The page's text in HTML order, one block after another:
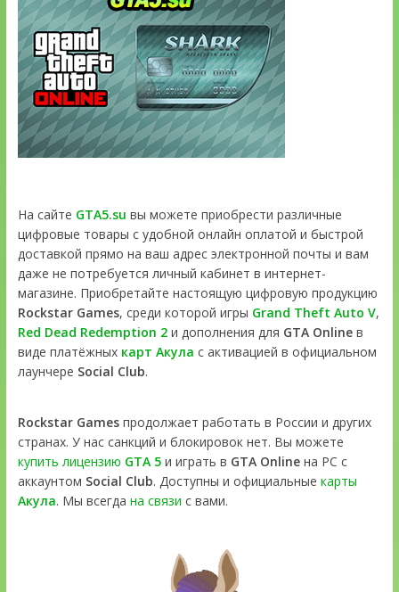
На сайте GTA5.su вы можете приобрести различные
цифровые товары с удобной онлайн оплатой и быстрой
доставкой прямо на ваш адрес электронной почты и вам
даже не потребуется личный кабинет в интернет-
магазине. Приобретайте настоящую цифровую продукцию
Rockstar Games, среди которой игры Grand Theft Auto V,
Red Dead Redemption 2и дополнения для GTA Onlineв
виде платёжных карт Акула с активацией в официальном
лаунчере Social Club.
Rockstar Gamesпродолжает работать в России и других
странах. У нас санкций и блокировок нет. Вы можете
купить лицензию GTA 5и играть в GTA Onlineна PC с
аккаунтом Social Club. Доступны и официальные карты
Акула. Мы всегда на связи с вами.